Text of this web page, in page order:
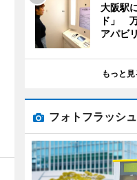
大阪駅
ド」
アパビ
もっと見
フォトフラッシュ